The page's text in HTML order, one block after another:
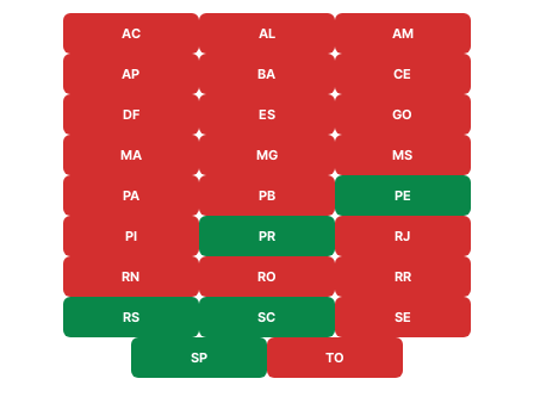
AC AL AM
AP BA CE
DF ES GO
MA MG MS
PA PB PE
PI PR RJ
RN RO RR
RS SC SE
SP TO